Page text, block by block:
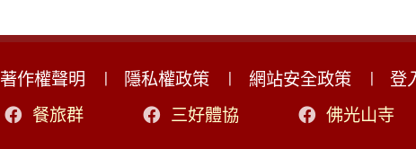
著作權聲明 隱私權政策 網站安全政策
登
餐旅群
三好體協 佛光山寺